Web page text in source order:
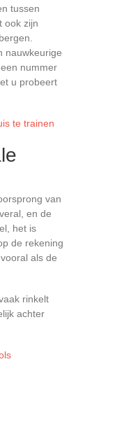
tussen
ook zijn
nauwkeurige
nummer
u probeert
te trainen
van
en de
het is
de rekening
als de
rinkelt
achter